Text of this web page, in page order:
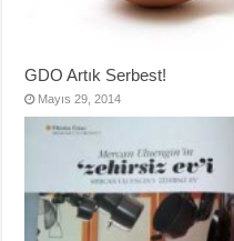
GDO Artık Serbest!
Mayıs 29, 2014